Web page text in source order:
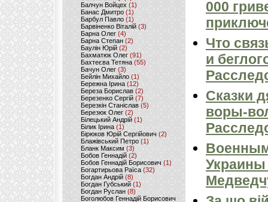
Балчун Войцех (1)
Банас Дмитро (1)
Барбул Павло(1)
Барвіненко Віталій(3)
Барна Олег (4)
Барна Степан (2)
Баулін Юрій (2)
Бахматюк Олег (91)
Бахтеєва Тетяна(55)
Бачун Олег (3)
Бейлін Михайло (1)
Бережна Ірина(12)
Береза Борислав(2)
Березенко Сергій (7)
Березкін Станіслав (5)
Березюк Олег(2)
Білецький Андрій (1)
Білик Ірина (1)
Бірюков Юрій Сергійович (2)
Блажівський Петро (1)
Бланк Максим(3)
Бобов Геннадій (2)
Бобов Геннадій Борисович (1)
Богартирьова Раїса (32)
Богдан Андрій(8)
Богдан Губський (1)
Богдан Руслан(8)
Боголюбов Геннадій Борисович
000
Что
и
Сказки
воры-
Украины